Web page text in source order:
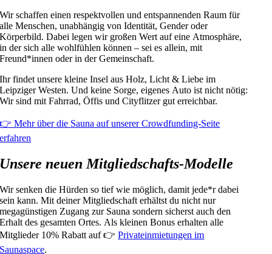
Wir schaffen einen respektvollen und entspannenden Raum für
alle Menschen, unabhängig von Identität, Gender oder
Körperbild. Dabei legen wir großen Wert auf eine Atmosphäre,
in der sich alle wohlfühlen können – sei es allein, mit
Freund*innen oder in der Gemeinschaft.
Ihr findet unsere kleine Insel aus Holz, Licht & Liebe im
Leipziger Westen. Und keine Sorge, eigenes Auto ist nicht nötig:
Wir sind mit Fahrrad, Öffis und Cityflitzer gut erreichbar.
👉 Mehr über die Sauna auf unserer Crowdfunding-Seite
erfahren
Unsere neuen Mitgliedschafts-Modelle
Wir senken die Hürden so tief wie möglich, damit jede*r dabei
sein kann. Mit deiner Mitgliedschaft erhältst du nicht nur
megagünstigen Zugang zur Sauna sondern sicherst auch den
Erhalt des gesamten Ortes. Als kleinen Bonus erhalten alle
Mitglieder 10% Rabatt auf 👉Privateinmietungen im
Saunaspace.